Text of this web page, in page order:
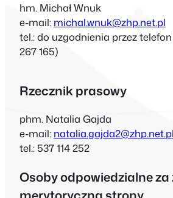
hm. Michał Wnuk
e-mail: michal.wnuk@zhp.net.pl
tel.:do uzgodnienia przez
267 165)
Rzecznik prasowy
phm. Natalia Gajda
e-mail: natalia.gajda2@zhp.net.pl
tel.: 537 114 252
Osoby odpowiedzialne